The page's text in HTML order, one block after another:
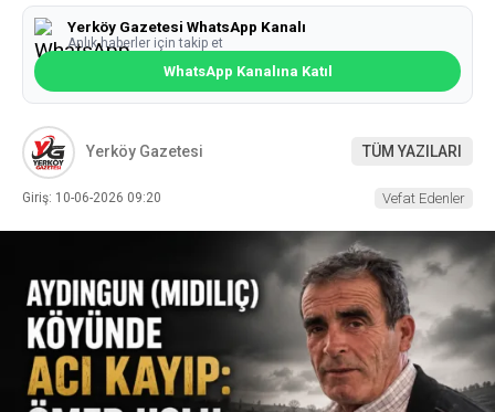
Yerköy Gazetesi WhatsApp Kanalı
Anlık haberler için takip et
WhatsApp Kanalına Katıl
Yerköy Gazetesi TÜM YAZILARI
Giriş: 10-06-2026 09:20 Vefat Edenler